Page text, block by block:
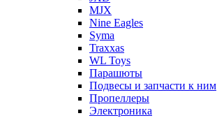
MJX
Nine Eagles
Syma
Traxxas
WL Toys
Парашюты
Подвесы и запчасти к ним
Пропеллеры
Электроника